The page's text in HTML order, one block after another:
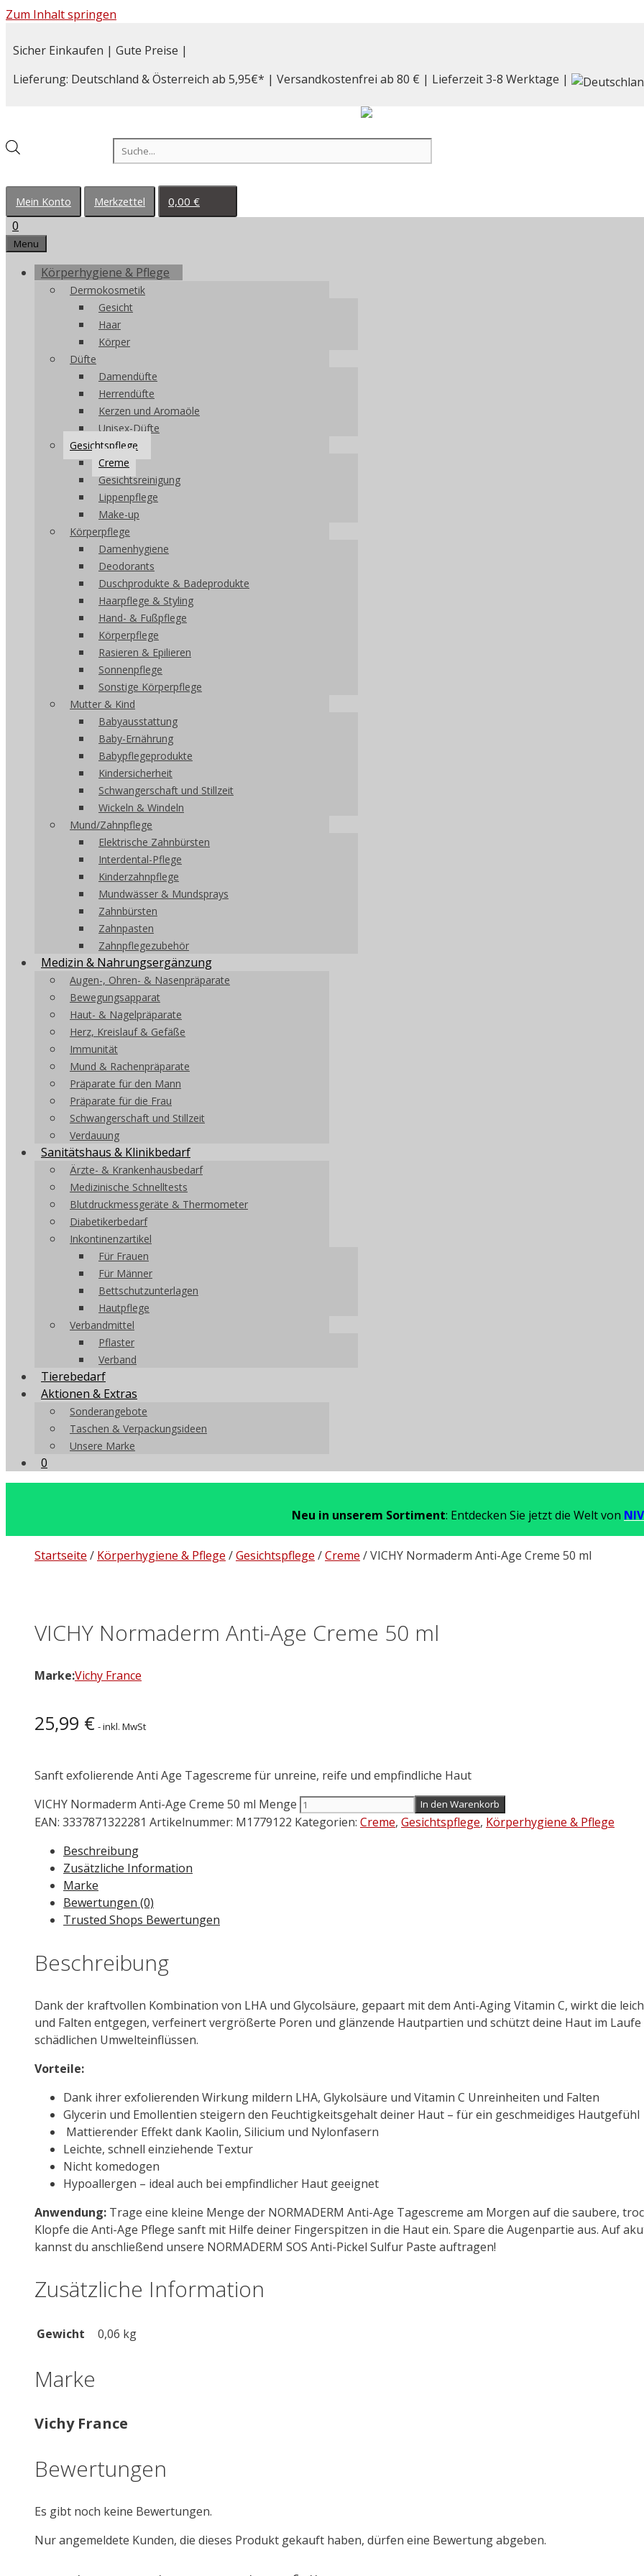
Zum Inhalt springen
Sicher Einkaufen | Gute Preise |
Lieferung: Deutschland & Österreich ab 5,95€* | Versandkostenfrei ab 80 € | Lieferzeit 3-8 Werktage |
Mein Konto Merkzettel 0,00 €
0
Menu
Körperhygiene & Pflege
Dermokosmetik
Gesicht
Haar
Körper
Düfte
Damendüfte
Herrendüfte
Kerzen und Aromaöle
Unisex-Düfte
Gesichtspflege
Creme
Gesichtsreinigung
Lippenpflege
Make-up
Körperpflege
Damenhygiene
Deodorants
Duschprodukte & Badeprodukte
Haarpflege & Styling
Hand- & Fußpflege
Körperpflege
Rasieren & Epilieren
Sonnenpflege
Sonstige Körperpflege
Mutter & Kind
Babyausstattung
Baby-Ernährung
Babypflegeprodukte
Kindersicherheit
Schwangerschaft und Stillzeit
Wickeln & Windeln
Mund/Zahnpflege
Elektrische Zahnbürsten
Interdental-Pflege
Kinderzahnpflege
Mundwässer & Mundsprays
Zahnbürsten
Zahnpasten
Zahnpflegezubehör
Medizin & Nahrungsergänzung
Augen-, Ohren- & Nasenpräparate
Bewegungsapparat
Haut- & Nagelpräparate
Herz, Kreislauf & Gefäße
Immunität
Mund & Rachenpräparate
Präparate für den Mann
Präparate für die Frau
Schwangerschaft und Stillzeit
Verdauung
Sanitätshaus & Klinikbedarf
Ärzte- & Krankenhausbedarf
Medizinische Schnelltests
Blutdruckmessgeräte & Thermometer
Diabetikerbedarf
Inkontinenzartikel
Für Frauen
Für Männer
Bettschutzunterlagen
Hautpflege
Verbandmittel
Pflaster
Verband
Tierebedarf
Aktionen & Extras
Sonderangebote
Taschen & Verpackungsideen
Unsere Marke
0
Neu in unserem Sortiment: Entdecken Sie jetzt die Welt von
Startseite / Körperhygiene & Pflege /Gesichtspflege /Creme / VICHY Normaderm Anti-Age Creme 50 ml
VICHY Normaderm Anti-Age Creme 50 ml
Marke:Vichy France
25,99 € - inkl. MwSt
Sanft exfolierende Anti Age Tagescreme für unreine, reife und empfindliche Haut
VICHY Normaderm Anti-Age Creme 50 ml Menge
In den Warenkorb
EAN: 3337871322281 Artikelnummer: M1779122 Kategorien: Creme, Gesichtspflege, Körperhygiene & Pflege
Beschreibung
Zusätzliche Information
Marke
Bewertungen (0)
Trusted Shops Bewertungen
Beschreibung
Dank der kraftvollen Kombination von LHA und Glycolsäure, gepaart mit dem Anti-Aging Vitamin C, wirkt die
und Falten entgegen, verfeinert vergrößerte Poren und glänzende Hautpartien und schützt deine Haut im
schädlichen Umwelteinflüssen.
Vorteile:
Dank ihrer exfolierenden Wirkung mildern LHA, Glykolsäure und Vitamin C Unreinheiten und Falten
Glycerin und Emollentien steigern den Feuchtigkeitsgehalt deiner Haut – für ein geschmeidiges Hautgefühl
Mattierender Effekt dank Kaolin, Silicium und Nylonfasern
Leichte, schnell einziehende Textur
Nicht komedogen
Hypoallergen – ideal auch bei empfindlicher Haut geeignet
Anwendung: Trage eine kleine Menge der NORMADERM Anti-Age Tagescreme am Morgen auf die saubere,
Klopfe die Anti-Age Pflege sanft mit Hilfe deiner Fingerspitzen in die Haut ein. Spare die Augenpartie aus. Auf
kannst du anschließend unsere NORMADERM SOS Anti-Pickel Sulfur Paste auftragen!
Zusätzliche Information
Gewicht 0,06 kg
Marke
Vichy France
Bewertungen
Es gibt noch keine Bewertungen.
Nur angemeldete Kunden, die dieses Produkt gekauft haben, dürfen eine Bewertung abgeben.